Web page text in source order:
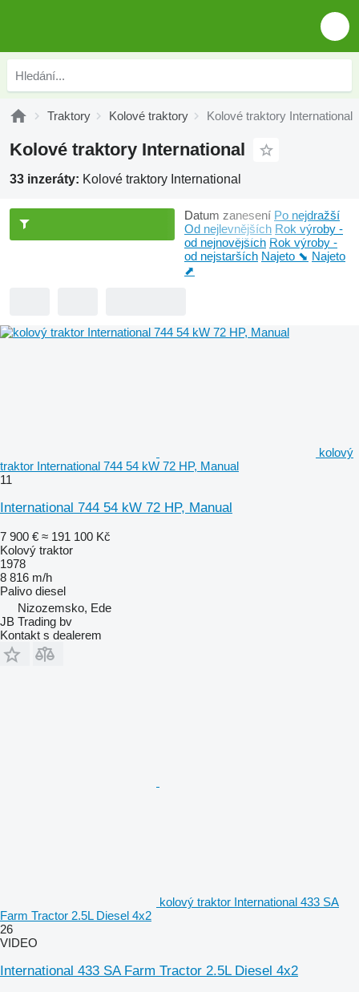
Traktory Kolové traktory Kolové traktory International
Kolové traktory International
33 inzeráty: Kolové traktory International
Datum zanesení Po nejdražší
Od nejlevnějších Rok výroby -
od nejnovějších Rok výroby -
od nejstarších Najeto ⬊ Najeto
⬈
kolový
traktor International 744 54 kW 72 HP, Manual
11
International 744 54 kW 72 HP, Manual
7 900 € ≈ 191 100 Kč
Kolový traktor
1978
8 816 m/h
Palivo diesel
Nizozemsko, Ede
JB Trading bv
Kontakt s dealerem
kolový traktor International 433 SA
Farm Tractor 2.5L Diesel 4x2
26
VIDEO
International 433 SA Farm Tractor 2.5L Diesel 4x2